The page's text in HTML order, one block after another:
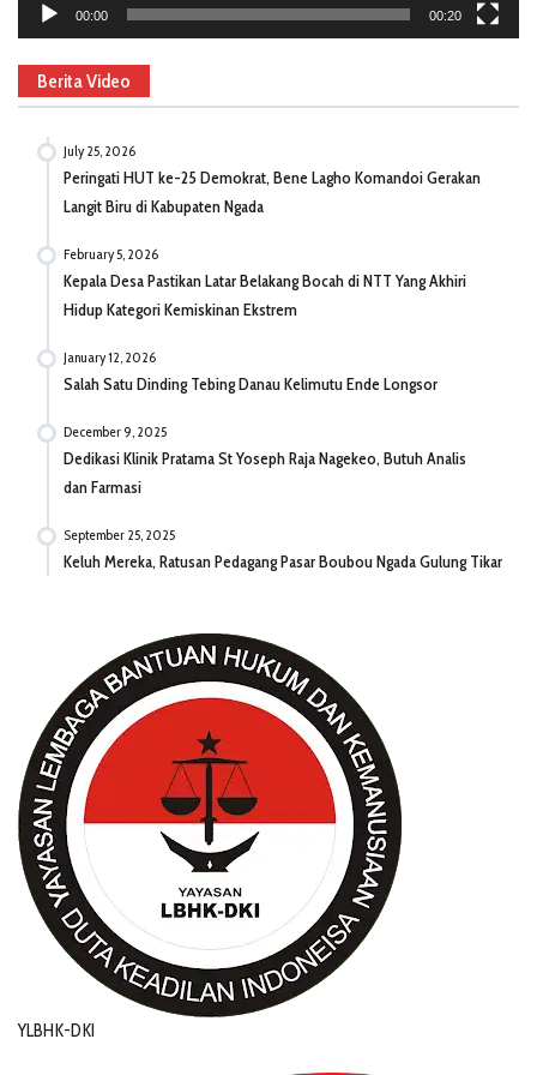
00:00 00:20
Berita Video
July 25, 2026
Peringati HUT ke-25 Demokrat, Bene Lagho Komandoi Gerakan
Langit Biru di Kabupaten Ngada
February 5, 2026
Kepala Desa Pastikan Latar Belakang Bocah di NTT Yang Akhiri
Hidup Kategori Kemiskinan Ekstrem
January 12, 2026
Salah Satu Dinding Tebing Danau Kelimutu Ende Longsor
December 9, 2025
Dedikasi Klinik Pratama St Yoseph Raja Nagekeo, Butuh Analis
dan Farmasi
September 25, 2025
Keluh Mereka, Ratusan Pedagang Pasar Boubou Ngada Gulung Tikar
YLBHK-DKI